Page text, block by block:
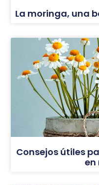
La moringa, una
Consejos útiles
en